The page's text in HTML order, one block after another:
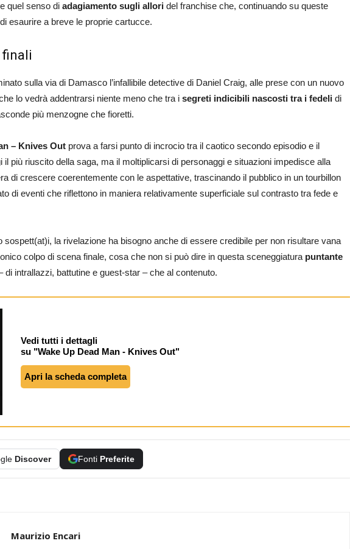
quel senso di adagiamento sugli allori del franchise che, continuando su queste
esaurire a breve le proprie cartucce.
sulla via di Damasco l’infallibile detective di Daniel Craig, alle prese con un nuovo
lo vedrà addentrarsi niente meno che tra i segreti indicibili nascosti tra i fedeli di
più menzogne che fioretti.
– Knives Out prova a farsi punto di incrocio tra il caotico secondo episodio e il
il più riuscito della saga, ma il moltiplicarsi di personaggi e situazioni impedisce alla
di crescere coerentemente con le aspettative, trascinando il pubblico in un tourbillon
di eventi che riflettono in maniera relativamente superficiale sul contrasto tra fede e
sospett(at)i, la rivelazione ha bisogno anche di essere credibile per non risultare vana
colpo di scena finale, cosa che non si può dire in questa sceneggiatura puntante
di intrallazzi, battutine e guest-star – che al contenuto.
Vedi tutti i dettagli
su "Wake Up Dead Man - Knives Out"
Apri la scheda completa
Discover Fonti Preferite
Maurizio Encari